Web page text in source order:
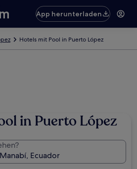
App herunterladen
Hotels mit Pool in Puerto López
in Puerto López
Ecuador